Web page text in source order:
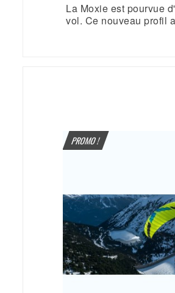
La Moxie est pourvue
vol. Ce nouveau profil
PROMO !